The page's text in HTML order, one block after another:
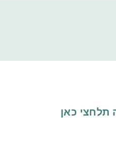
תלחצי כאן